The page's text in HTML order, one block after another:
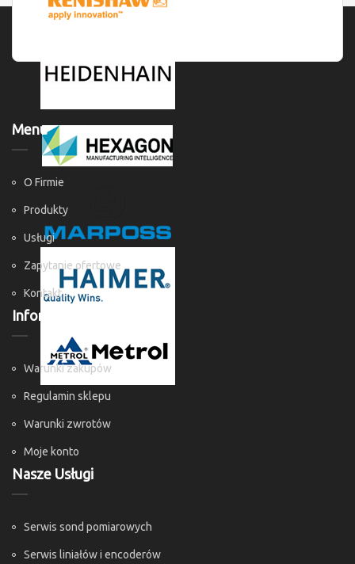
Menu
O Firmie
Produkty
Usługi
Zapytanie ofertowe
Kontakt
Informacje
Warunki zakupów
Regulamin sklepu
Warunki zwrotów
Moje konto
Nasze Usługi
Serwis sond pomiarowych
Serwis liniałów i encoderów